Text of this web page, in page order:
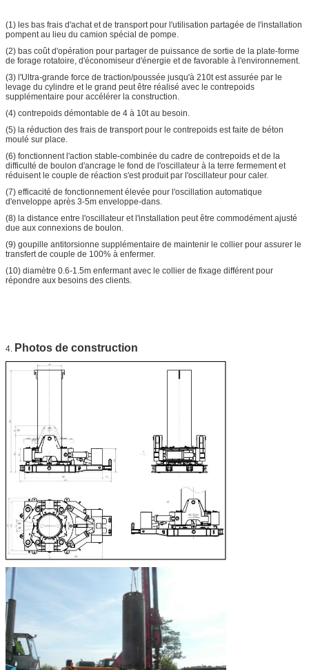
(1) les bas frais d'achat et de transport pour l'utilisation partagée de l'installation
pompent au lieu du camion spécial de pompe.
(2) bas coût d'opération pour partager de puissance de sortie de la plate-forme
de forage rotatoire, d'économiseur d'énergie et de favorable à l'environnement.
(3) l'Ultra-grande force de traction/poussée jusqu'à 210t est assurée par le
levage du cylindre et le grand peut être réalisé avec le contrepoids
supplémentaire pour accélérer la construction.
(4) contrepoids démontable de 4 à 10t au besoin.
(5) la réduction des frais de transport pour le contrepoids est faite de béton
moulé sur place.
(6) fonctionnent l'action stable-combinée du cadre de contrepoids et de la
difficulté de boulon d'ancrage le fond de l'oscillateur à la terre fermement et
réduisent le couple de réaction s'est produit par l'oscillateur pour caler.
(7) efficacité de fonctionnement élevée pour l'oscillation automatique
d'enveloppe après 3-5m enveloppe-dans.
(8) la distance entre l'oscillateur et l'installation peut être commodément ajusté
due aux connexions de boulon.
(9) goupille antitorsionne supplémentaire de maintenir le collier pour assurer le
transfert de couple de 100% à enfermer.
(10) diamètre 0.6-1.5m enfermant avec le collier de fixage différent pour
répondre aux besoins des clients.
4. Photos de construction